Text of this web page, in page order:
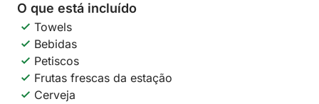
O que está incluído
Towels
Bebidas
Petiscos
Frutas frescas da estação
Cerveja